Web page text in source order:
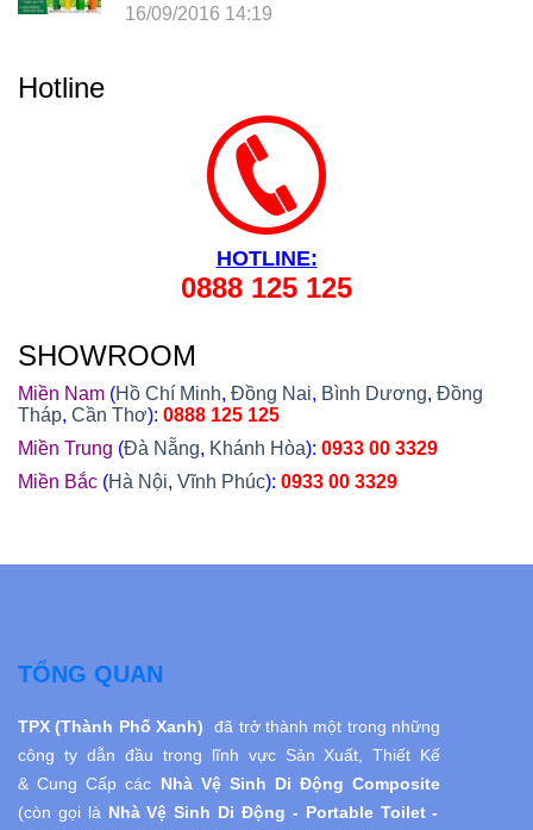
Trong Cả Nước: Hà Nội, Hải Phòng, Hồ Chí Minh,
16/09/2016 14:19
Hotline
HOTLINE:
0888 125 125
SHOWROOM
Miền Nam (Hồ Chí Minh, Đồng Nai, Bình Dương, Đồng
Tháp, Cần Thơ): 0888 125 125
Miền Trung (Đà Nẵng, Khánh Hòa): 0933 00 3329
Miền Bắc (Hà Nội, Vĩnh Phúc): 0933 00 3329
TỔNG QUAN
TPX (Thành Phố Xanh) đã trở thành một trong những
công ty dẫn đầu trong lĩnh vực Sản Xuất, Thiết Kế
& Cung Cấp các Nhà Vệ Sinh Di Động Composite
(còn gọi là Nhà Vệ Sinh Di Động - Portable Toilet -